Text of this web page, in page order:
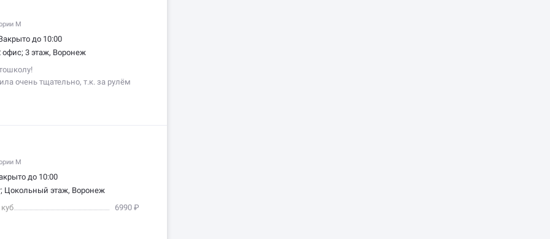
M
до 10:00
офис; 3 этаж, Воронеж
очень тщательно, т.к. за рулëм
была с первого дня
ребëнка. И мой выбор — пал
M
до 10:00
Цокольный этаж, Воронеж
6990 ₽